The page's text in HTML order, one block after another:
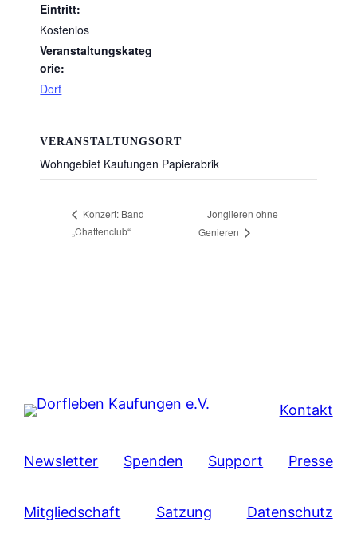
Eintritt:
Kostenlos
Veranstaltungskateg
orie:
Dorf
VERANSTALTUNGSORT
Wohngebiet Kaufungen Papierabrik
Konzert: Band
„Chattenclub“
Jonglieren ohne
Genieren
Kontakt
Newsletter Spenden Support Presse
Mitgliedschaft Satzung Datenschutz